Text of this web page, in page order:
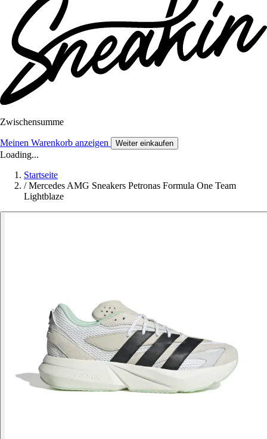
Zwischensumme
Meinen Warenkorb anzeigen Weiter einkaufen
Loading...
Startseite
/ Mercedes AMG Sneakers Petronas Formula One Team
Lightblaze